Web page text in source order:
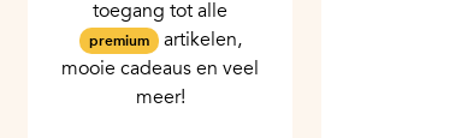
toegang tot alle
premium artikelen,
mooie cadeaus en veel
meer!